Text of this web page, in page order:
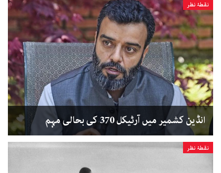
نقطۂ نظر
انڈین کشمیر میں آرٹیکل 370 کی بحالی مہم
نقطۂ نظر